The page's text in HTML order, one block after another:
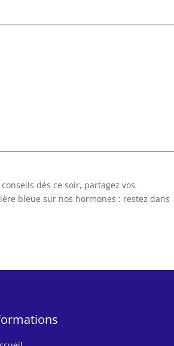
dès ce soir, partagez vos
bleue sur nos hormones : restez dans